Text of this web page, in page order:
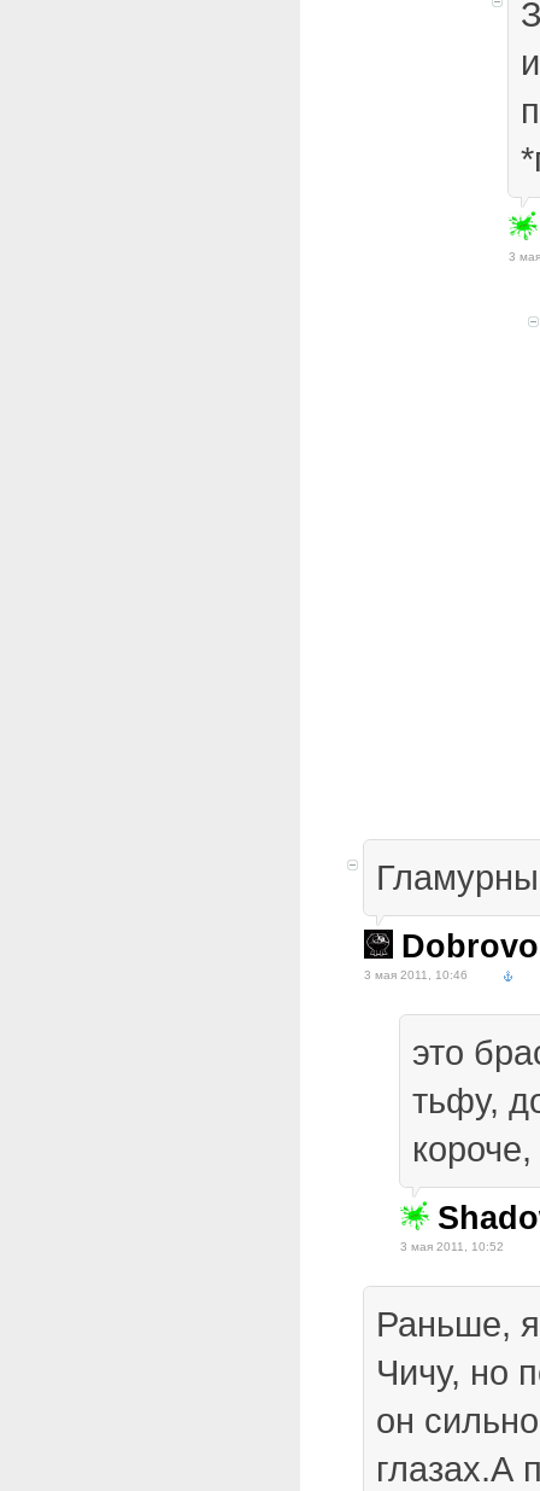
3
3 мая 2011, 10:46
это
тьфу,
короче,
3 мая 2011, 10:52
Раньше,
Чичу, но
он
глазах.А